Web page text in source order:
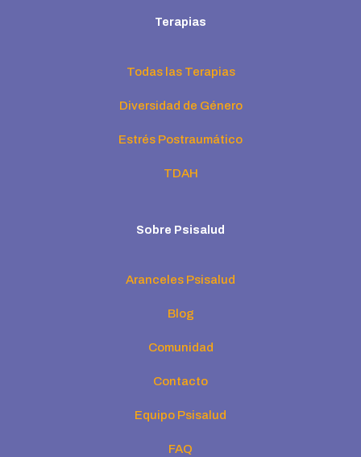
Terapias
Todas las Terapias
Diversidad de Género
Estrés Postraumático
TDAH
Sobre Psisalud
Aranceles Psisalud
Blog
Comunidad
Contacto
Equipo Psisalud
FAQ